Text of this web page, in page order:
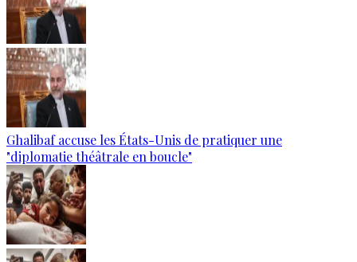
Ghalibaf accuse les États-Unis de pratiquer une
"diplomatie théâtrale en boucle"